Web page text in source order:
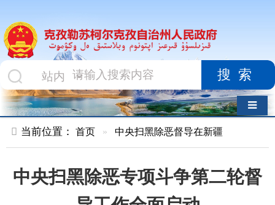
搜索
当前位置： 首页 中央扫黑除恶督导在新疆
中央扫黑除恶专项斗争第二轮督
导工作全面启动
大